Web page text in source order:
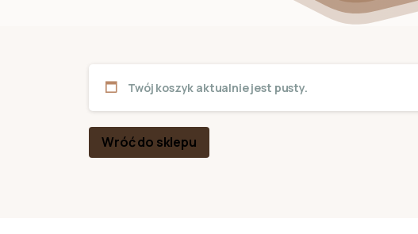
Twój koszyk aktualnie jest pusty.
Wróć do sklepu